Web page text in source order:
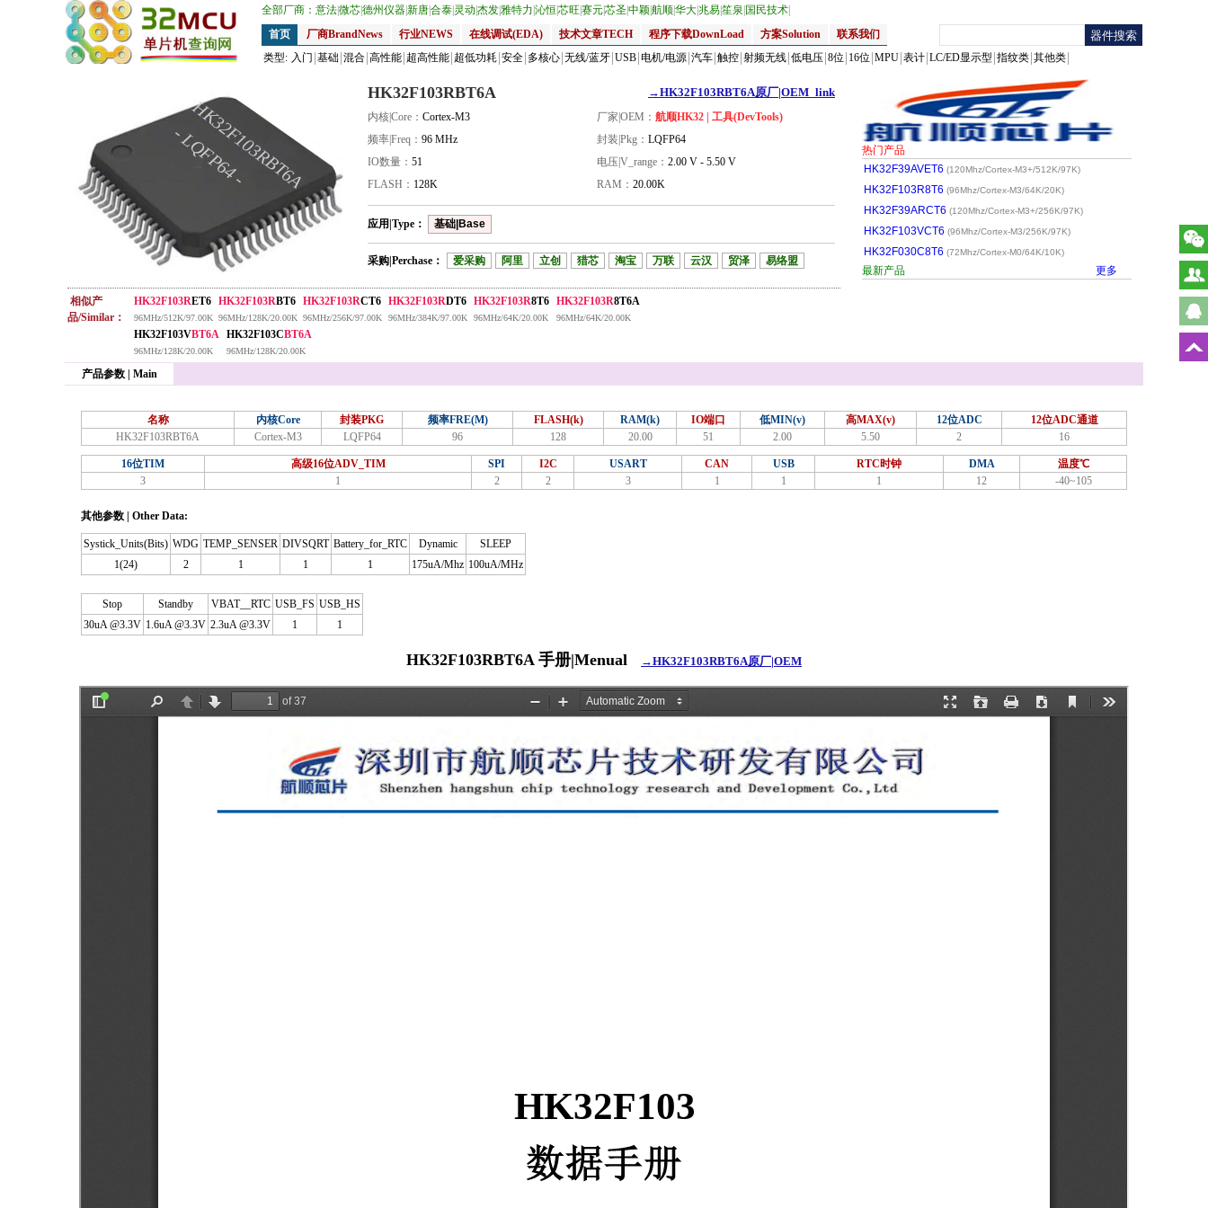
全部厂商： 意法微芯德州仪器新唐合泰 灵动 杰发雅特力 沁恒芯旺 赛元芯圣 中颖航顺华大兆易笙泉 国民技术
首页
厂商BrandNews 行业NEWS 在线调试(EDA) 技术文章TECH 程序下载DownLoad 方案Solution
联系我们
类型: 入门 基础 混合 高性能 超高性能 超低功耗 安全 多核心 无线/蓝牙 USB 电机/电源 汽车 触控 射频无线 低电压 8位 16位 MPU 表计 LC/ED显示型 指纹类 其他类
HK32F103RBT6A
- LQFP64 -
HK32F103RBT6A →HK32F103RBT6A原厂|OEM_link
内核|Core： Cortex-M3 厂家|OEM： 航顺HK32 | 工具(DevTools)
频率|Freq： 96 MHz 封装|Pkg： LQFP64
IO数量： 51 电压|V_range： 2.00 V - 5.50 V
FLASH： 128K RAM： 20.00K
应用|Type： 基础|Base
采购|Perchase： 爱采购 阿里 立创 猎芯 淘宝 万联 云汉 贸泽 易络盟
相似产
品/Similar：
HK32F103RET6
96MHz/512K/97.00K
HK32F103RBT6
96MHz/128K/20.00K
HK32F103RCT6
96MHz/256K/97.00K
HK32F103RDT6
96MHz/384K/97.00K
HK32F103R8T6
96MHz/64K/20.00K
HK32F103R8T6A
96MHz/64K/20.00K
HK32F103VBT6A
96MHz/128K/20.00K
HK32F103CBT6A
96MHz/128K/20.00K
热门产品
HK32F39AVET6 (120Mhz/Cortex-M3+/512K/97K)
HK32F103R8T6 (96Mhz/Cortex-M3/64K/20K)
HK32F39ARCT6 (120Mhz/Cortex-M3+/256K/97K)
HK32F103VCT6 (96Mhz/Cortex-M3/256K/97K)
HK32F030C8T6 (72Mhz/Cortex-M0/64K/10K)
最新产品 更多
产品参数 | Main
名称 内核Core 封装PKG 频率FRE(M) FLASH(k) RAM(k) IO端口 低MIN(v) 高MAX(v) 12位ADC
12位ADC通道
HK32F103RBT6A
Cortex-M3 LQFP64 96 128 20.00 51 2.00 5.50 2 16
16位TIM 高级16位ADV_TIM SPI I2C USART CAN USB RTC时钟 DMA
温度℃
3
1 2 2 3 1 1 1 12 -40~105
其他参数 | Other Data:
Systick_Units(Bits) WDG TEMP_SENSER DIVSQRT Battery_for_RTC Dynamic
SLEEP
1(24)
2 1 1 1 175uA/Mhz 100uA/MHz
Stop Standby VBAT__RTC USB_FS USB_HS
30uA @3.3V 1.6uA @3.3V 2.3uA @3.3V 1 1
HK32F103RBT6A 手册|Menual →HK32F103RBT6A原厂|OEM